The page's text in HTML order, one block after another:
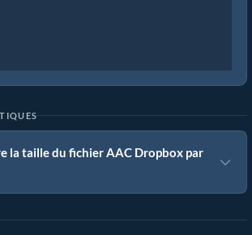
la taille du fichier AAC Dropbox par